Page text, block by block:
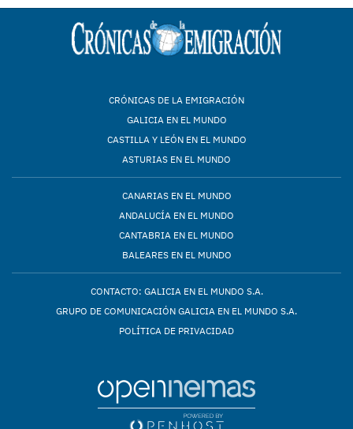
CRÓNICAS DE LA EMIGRACIÓN
GALICIA EN EL MUNDO
CASTILLA Y LEÓN EN EL MUNDO
ASTURIAS EN EL MUNDO
CANARIAS EN EL MUNDO
ANDALUCÍA EN EL MUNDO
CANTABRIA EN EL MUNDO
BALEARES EN EL MUNDO
CONTACTO: GALICIA EN EL MUNDO S.A.
GRUPO DE COMUNICACIÓN GALICIA EN EL MUNDO S.A.
POLÍTICA DE PRIVACIDAD